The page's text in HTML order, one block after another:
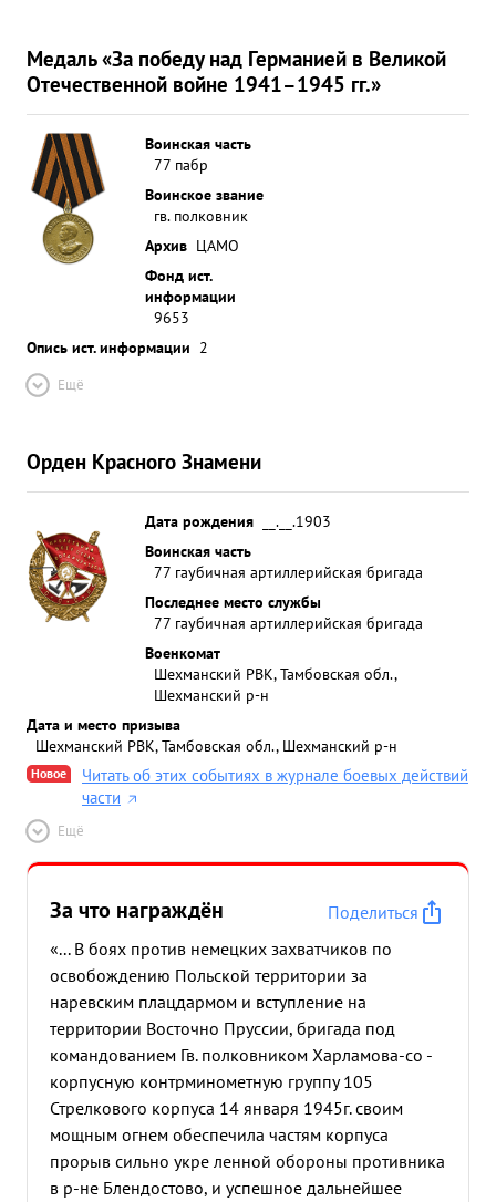
Медаль «За победу над Германией в Великой
Отечественной войне 1941–1945 гг.»
Воинская часть
77 пабр
Воинское звание
гв. полковник
Архив ЦАМО
Фонд ист.
информации
9653
Опись ист. информации 2
Ещё
Орден Красного Знамени
Дата рождения
__.__.1903
Воинская часть
77 гаубичная артиллерийская бригада
Последнее место службы
77 гаубичная артиллерийская бригада
Военкомат
Шехманский РВК, Тамбовская обл.,
Шехманский р-н
Дата и место призыва
Шехманский РВК, Тамбовская обл., Шехманский р-н
Новое
Читать об этих событиях в журнале боевых действий
части
Ещё
За что награждён
Поделиться
«... В боях против немецких захватчиков по
освобождению Польской территории за
наревским плацдармом и вступление на
территории Восточно Пруссии, бригада под
командованием Гв. полковником Харламова-со -
корпусную контрминометную группу 105
Стрелкового корпуса 14 января 1945г. своим
мощным огнем обеспечила частям корпуса
прорыв сильно укре ленной обороны противника
в р-не Блендостово, и успешное дальнейшее